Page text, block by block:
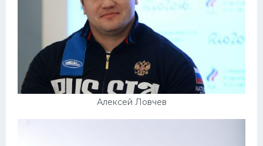
Алексей Ловчев